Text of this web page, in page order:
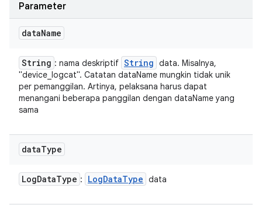
Parameter
dataName
String : nama deskriptif String data. Misalnya,
"device_logcat". Catatan dataName mungkin tidak unik
per pemanggilan. Artinya, pelaksana harus dapat
menangani beberapa panggilan dengan dataName yang
sama
dataType
LogDataType : LogDataType data